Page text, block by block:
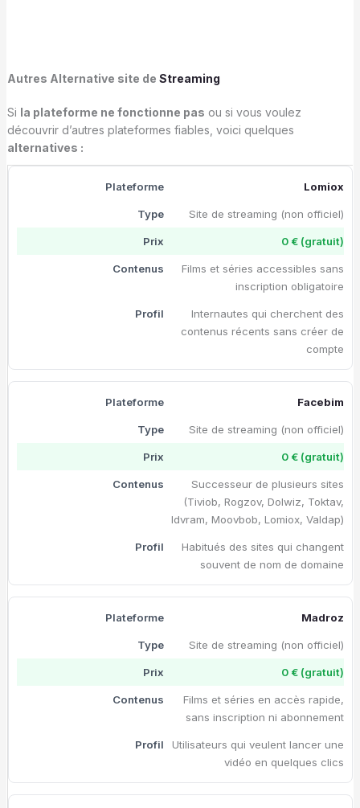
Autres Alternative site de Streaming
Si la plateforme ne fonctionne pas ou si vous voulez
découvrir d’autres plateformes fiables, voici quelques
alternatives :
Lomiox
Site de streaming (non officiel)
0 € (gratuit)
Films et séries accessibles sans
inscription obligatoire
Internautes qui cherchent des
contenus récents sans créer de
compte
Facebim
Site de streaming (non officiel)
0 € (gratuit)
Successeur de plusieurs sites
(Tiviob, Rogzov, Dolwiz, Toktav,
Idvram, Moovbob, Lomiox, Valdap)
Habitués des sites qui changent
souvent de nom de domaine
Madroz
Site de streaming (non officiel)
0 € (gratuit)
Films et séries en accès rapide,
sans inscription ni abonnement
Utilisateurs qui veulent lancer une
vidéo en quelques clics